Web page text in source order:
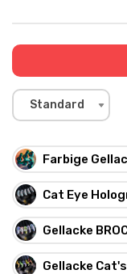
Standard
Farbige
Cat Eye
Gellacke
Gellacke